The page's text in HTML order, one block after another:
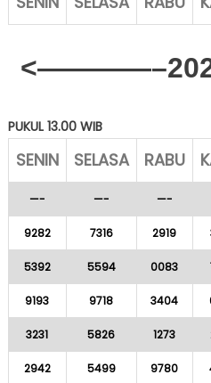
PUKUL 13.00 WIB
SENIN SELASA RABU
—- —- —-
9282 7316 2919
5392 5594 0083
9193 9718 3404
3231 5826 1273
2942 5499 9780